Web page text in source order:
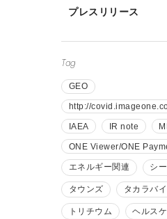
プレスリリース
Tag
GEO
http://
IAEA IR note
ONE Viewer/ONE
エネルギー関連 シ
タウンズ タカラバ
トリチウム ヘルス